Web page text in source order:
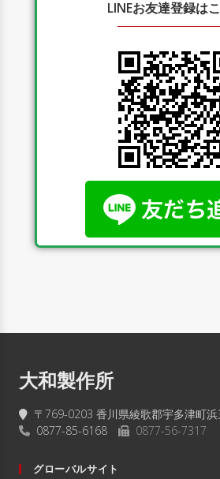
LINEお友達登録は
大和製作所
〒769-0203 香川県綾歌郡宇多津町
0877-85-6168
0877-56-7317
グローバルサイト